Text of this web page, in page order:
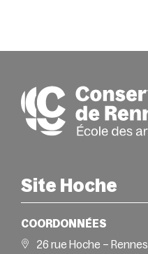
Site Hoche
COORDONNÉES
26 rue Hoche – Rennes